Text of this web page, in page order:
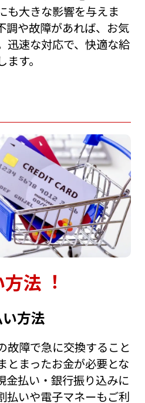
も⼤きな影響を与えま
調や故障があれば、お気
迅速な対応で、快適な給
す。
法︕
⽅法
故障で急に交換すること
とまったお⾦が必要とな
⾦払い・銀⾏振り込みに
払いや電⼦マネーもご利